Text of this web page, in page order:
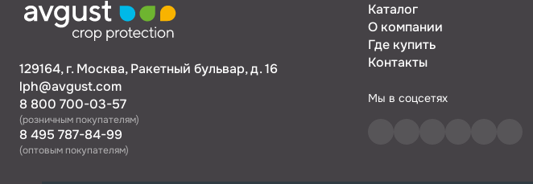
129164, г. Москва, Ракетный бульвар, д. 16
lph@avgust.com
8 800 700-03-57
(розничным покупателям)
8 495 787-84-99
(оптовым покупателям)
Каталог
О компании
Где купить
Контакты
Мы в соцсетях